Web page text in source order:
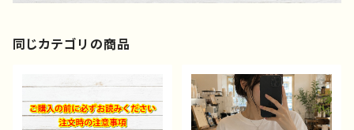
同じカテゴリの商品